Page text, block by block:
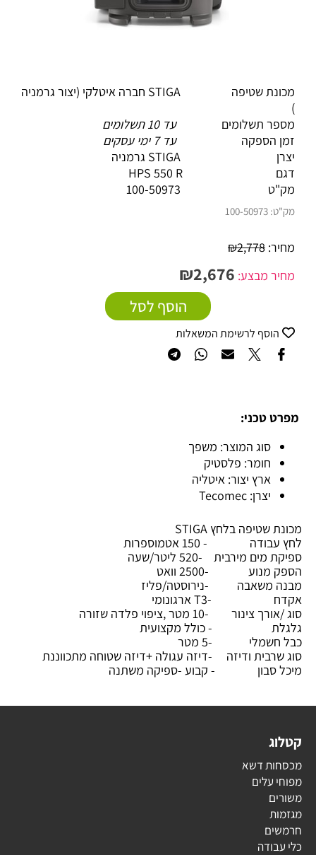
מכונת שטיפה STIGA חברה איטלקי (יצור גרמניה
)
מספר תשלומיםעד 10 תשלומים
זמן הספקהעד 7 ימי עסקים
יצרן STIGA גרמניה
דגם HPS 550 R
מק"ט
100-50973
מק"ט: 100-50973
מחיר: ₪2,778
מחיר מבצע:
₪2,676
הוסף לסל
הוסף לרשימת המשאלות
מפרט טכני:
סוג המוצר: משפך
חומר: פלסטיק
ארץ יצור: איטליה
יצרן: Tecomec
מכונת שטיפה בלחץ STIGA
לחץ עבודה - 150 אטמוספרות
ספיקת מים מירבית -520 ליטר/שעה
הספק מנוע -2500 וואט
מבנה משאבה -נירוסטה/פליז
אקדח -T3 ארגונומי
סוג /אורך צינור -10 מטר ,ציפוי פלדה שזורה
גלגלת - כולל מקצועית
כבל חשמלי -5 מטר
סוג שרבית ודיזה -דיזה עגולה +דיזה שטוחה מתכווננת
מיכל סבון - קבוע -ספיקה משתנה
קטלוג
מכסחות דשא
מפוחי עלים
משורים
מגזמות
חרמשים
כלי עבודה